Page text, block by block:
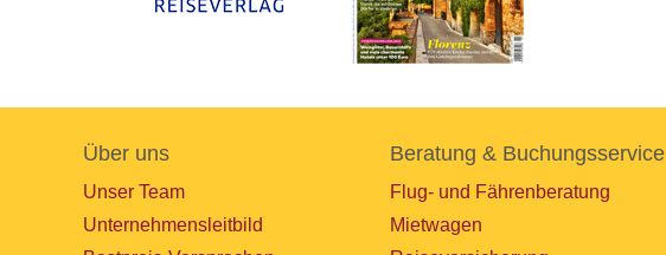
Über uns
Unser Team
Unternehmensleitbild
Beratung & Buchungsservice
Flug- und Fährenberatung
Mietwagen